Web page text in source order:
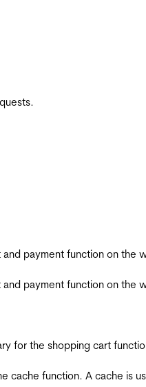
payment function on the
payment function on the
for the shopping cart
cache function. A cache is